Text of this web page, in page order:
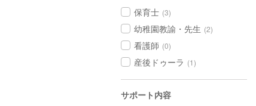
保育士 (3)
幼稚園教諭・先生 (2)
看護師 (0)
産後ドゥーラ (1)
サポート内容